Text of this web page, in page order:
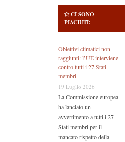
CI SONO
PIACIUTI:
Obiettivi climatici non
raggiunti: l’UE interviene
contro tutti i 27 Stati
membri.
19 Luglio 2026
La Commissione europea
ha lanciato un
avvertimento a tutti i 27
Stati membri per il
mancato rispetto della